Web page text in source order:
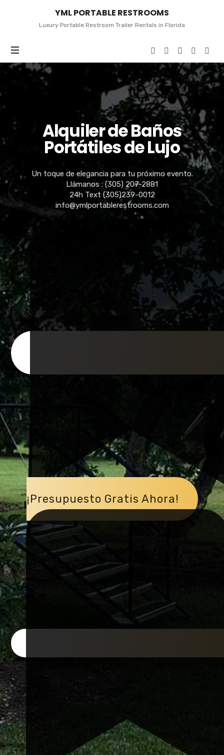
YML
PORTABLE
RESTROOMS
YML PORTABLE RESTROOMS
Luxury Portable Restroom Trailer Rentals in Florida
Alquiler de Baños
Portátiles de Lujo
Un toque de elegancia para tu próximo evento.
Llámanos : (305) 207-2881
24h Text (305)239-0012
info@ymlportablerestrooms.com
¡Presupuesto Gratis Ahora!